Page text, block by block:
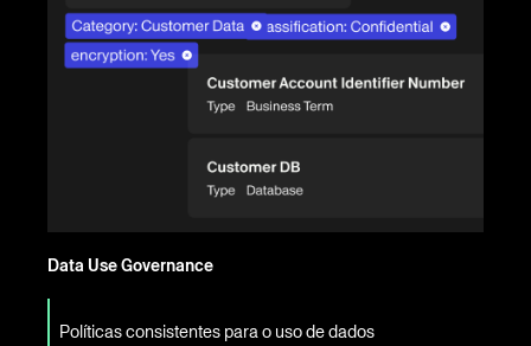
Data Use Governance
Políticas consistentes para o uso de dados